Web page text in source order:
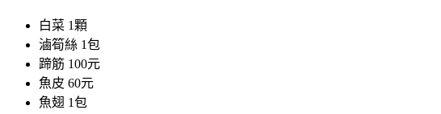
白菜 1顆
滷筍絲 1包
蹄筋 100元
魚皮 60元
魚翅 1包